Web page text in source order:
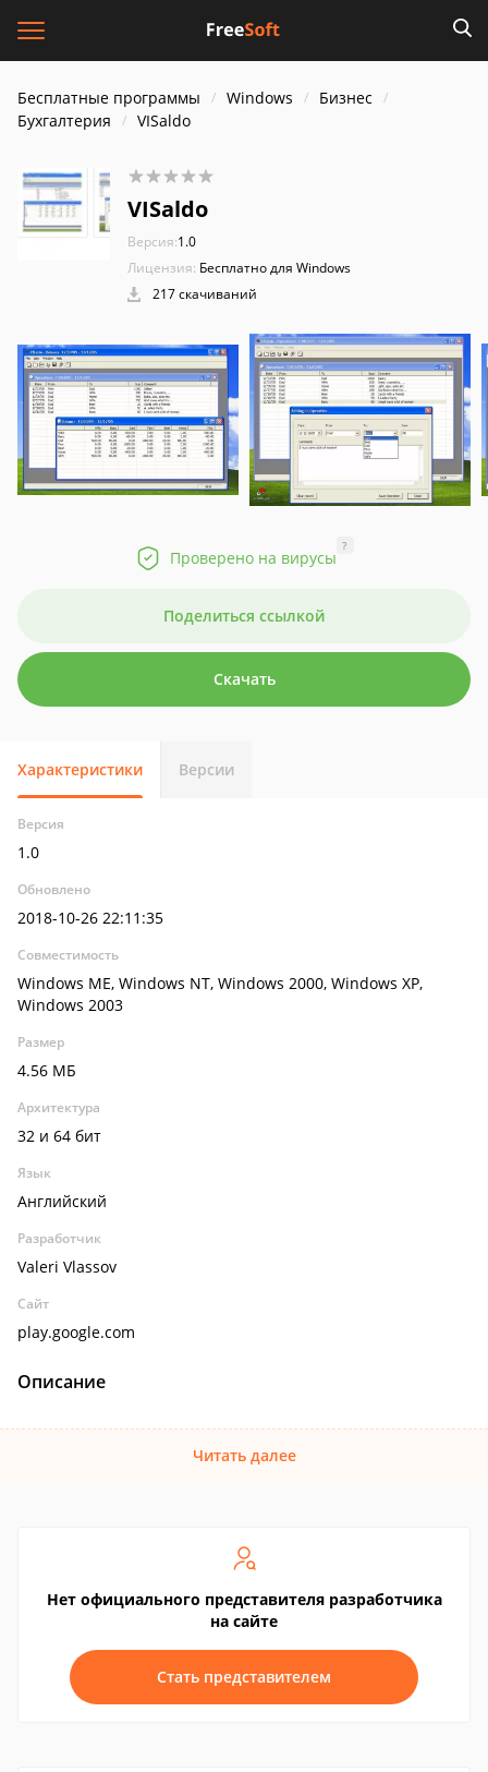
Бесплатные программы Windows
Бизнес
Бухгалтерия
VISaldo
VISaldo
Версия:1.0
Лицензия: Бесплатно для Windows
217 скачиваний
Проверено на вирусы
?
Поделиться ссылкой
Скачать
Характеристики Версии
Версия
1.0
Обновлено
2018-10-26 22:11:35
Совместимость
Windows ME, Windows NT, Windows 2000, Windows XP,
Windows 2003
Размер
4.56 МБ
Архитектура
32 и 64 бит
Язык
Английский
Разработчик
Valeri Vlassov
Сайт
play.google.com
Описание
Читать далее
Нет официального представителя разработчика
на сайте
Стать представителем